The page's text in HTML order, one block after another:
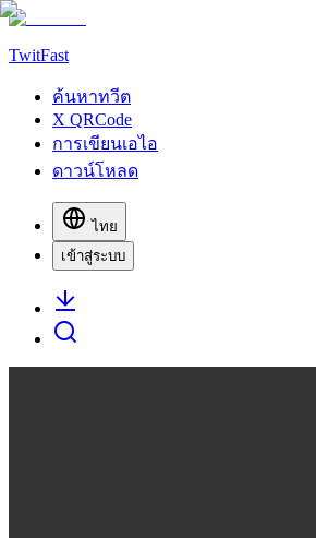
TwitFast
ค้นหาทวีต
X QRCode
การเขียนเอไอ
ดาวน์โหลด
ไทย
เข้าสู่ระบบ